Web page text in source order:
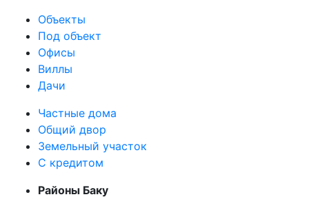
Объекты
Под объект
Офисы
Виллы
Дачи
Частные дома
Общий двор
Земельный участок
C кредитом
Районы Баку